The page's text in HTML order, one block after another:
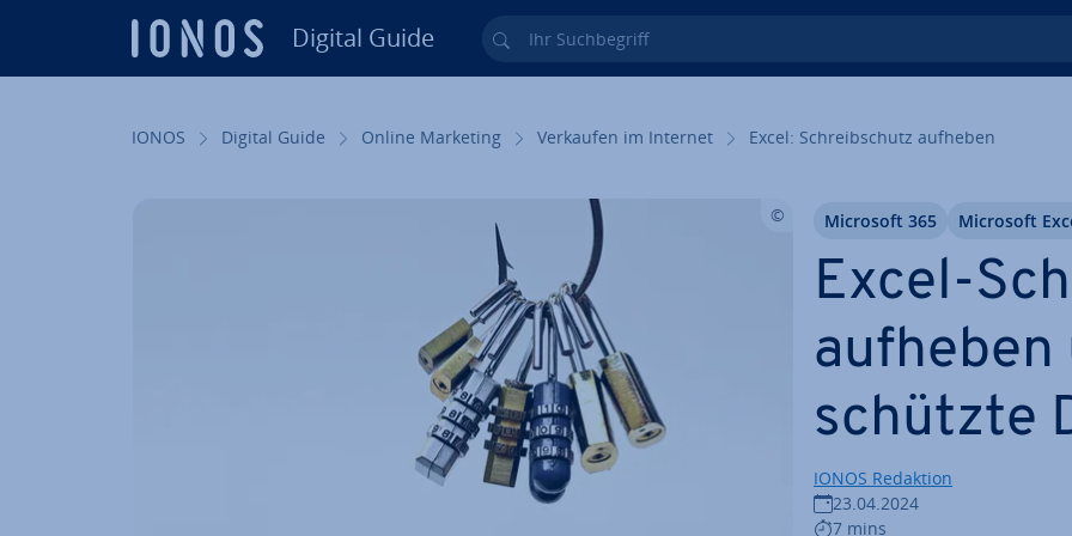
Digital Guide Ihr Such­be­griff
IONOS Digital Guide Online Marketing Verkaufen im Internet Excel: Schreib­schutz aufheben
Excel-
schütz­te
IONOS Redaktion
23.04.2024
7 mins
Microsoft 365 Microsoft